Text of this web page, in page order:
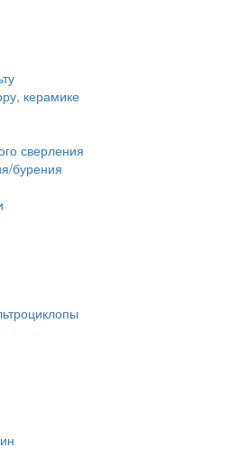
керамике
сверления
бурения